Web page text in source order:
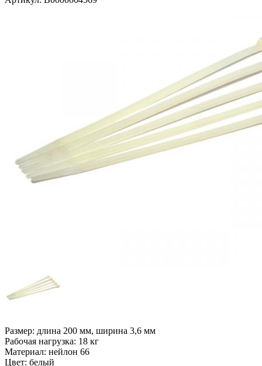
Размер: длина 200 мм, ширина 3,6 мм
Рабочая нагрузка: 18 кг
Материал: нейлон 66
Цвет: белый